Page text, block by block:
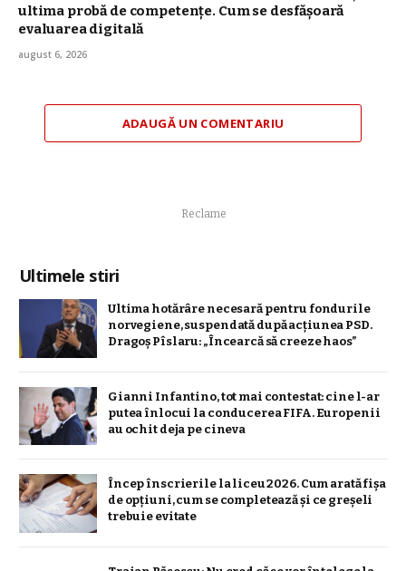
ultima probă de competențe. Cum se desfășoară
evaluarea digitală
august 6, 2026
ADAUGĂ UN COMENTARIU
Reclame
Ultimele stiri
Ultima hotărâre necesară pentru fondurile
norvegiene, suspendată după acțiunea PSD.
Dragoș Pîslaru: „Încearcă să creeze haos”
Gianni Infantino, tot mai contestat: cine l-ar
putea înlocui la conducerea FIFA. Europenii
au ochit deja pe cineva
Încep înscrierile la liceu 2026. Cum arată fișa
de opțiuni, cum se completează și ce greșeli
trebuie evitate